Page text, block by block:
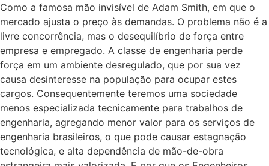
Como a famosa mão invisível de Adam Smith, em que o
mercado ajusta o preço às demandas. O problema não é a
livre concorrência, mas o desequilíbrio de força entre
empresa e empregado. A classe de engenharia perde
força em um ambiente desregulado, que por sua vez
causa desinteresse na população para ocupar estes
cargos. Consequentemente teremos uma sociedade
menos especializada tecnicamente para trabalhos de
engenharia, agregando menor valor para os serviços de
engenharia brasileiros, o que pode causar estagnação
tecnológica, e alta dependência de mão-de-obra